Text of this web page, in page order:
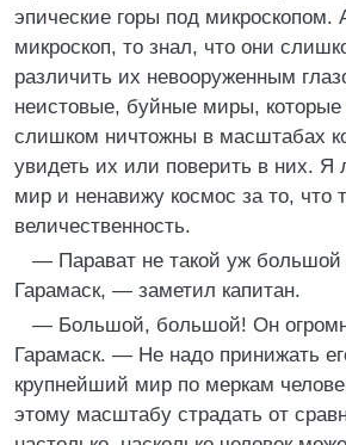
эпические горы под микроскопом.
микроскоп, то знал, что они
различить их невооруженным
неистовые, буйные миры, которые
слишком ничтожны в масштабах
увидеть их или поверить в них.
мир и ненавижу космос за то, что
величественность.
— Парават не такой уж
Гарамаск, — заметил капитан.
— Большой, большой! Он
Гарамаск. — Не надо принижать
крупнейший мир по меркам
этому масштабу страдать от